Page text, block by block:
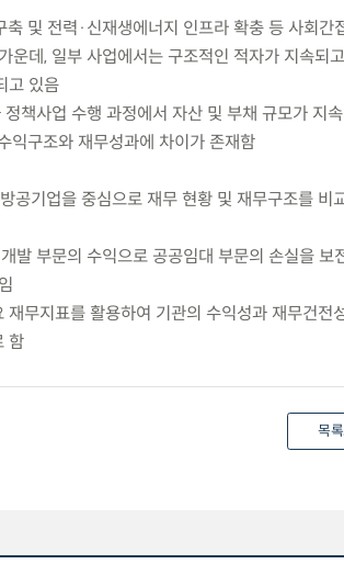
및 전력·신재생에너지 인프라 확충 등 사회간
운데, 일부 사업에서는 구조적인 적자가 지속되
고 있음
책사업 수행 과정에서 자산 및 부채 규모가 지
익구조와 재무성과에 차이가 존재함
기업을 중심으로 재무 현황 및 재무구조를 비
발 부문의 수익으로 공공임대 부문의 손실을 보
무지표를 활용하여 기관의 수익성과 재무건전
함
목